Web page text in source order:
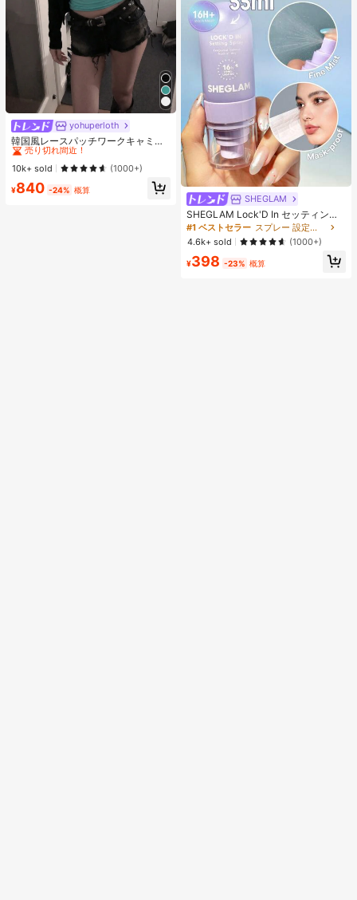
yohuperloth
韓国風レースパッチワークキャミソ
ールタンクトップ、Y2Kエステティ
ック、ストリートウェアカジュアル
サマー
#1 ベストセラー
売り切れ間近！
#1 ベストセラー
売り切れ間近！
#1 ベストセラー
売り切れ間近！
#1 ベストセラー
売り切れ間近！
10k+ sold (1000+)
¥840 -24% 概算
SHEGLAM
SHEGLAM Lock'D In セッティング
スプレー 女性と女の子のためのブラ
ンドビューティーコスメメイクアッ
プ
#1 ベストセラー
スプレー 設定スプレー
4.6k+ sold
(1000+)
¥398 -23% 概算